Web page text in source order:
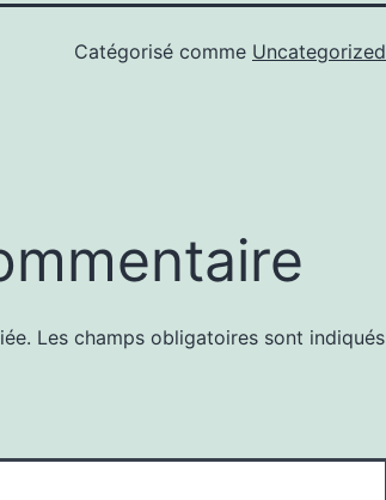
Catégorisé comme Uncategorized
Les champs obligatoires sont indiqués